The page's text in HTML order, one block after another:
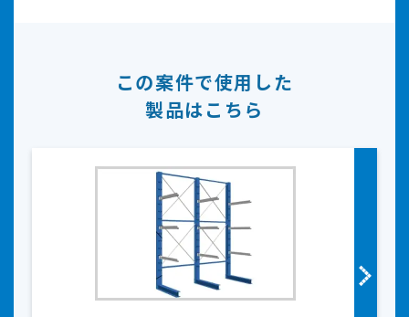
この案件で使用した
製品はこちら